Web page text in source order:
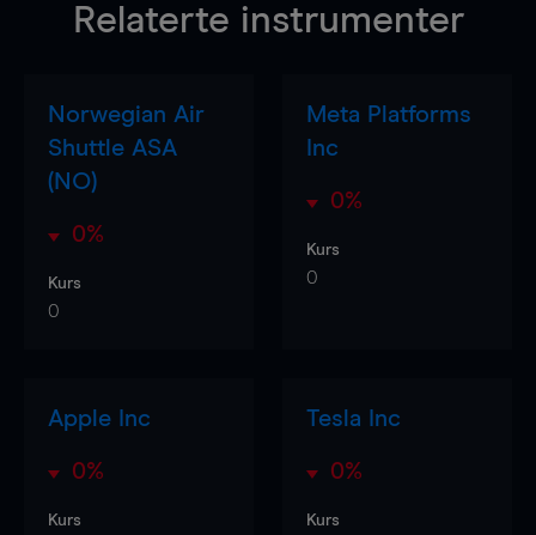
Relaterte instrumenter
Norwegian Air
Shuttle ASA
(NO)
0%
Kurs
0
Meta Platforms
Inc
0%
Kurs
0
Apple Inc
0%
Kurs
Tesla Inc
0%
Kurs